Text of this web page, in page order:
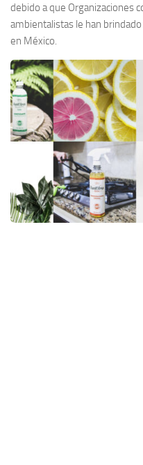
debido a que Organizaciones
ambientalistas le han
en México.